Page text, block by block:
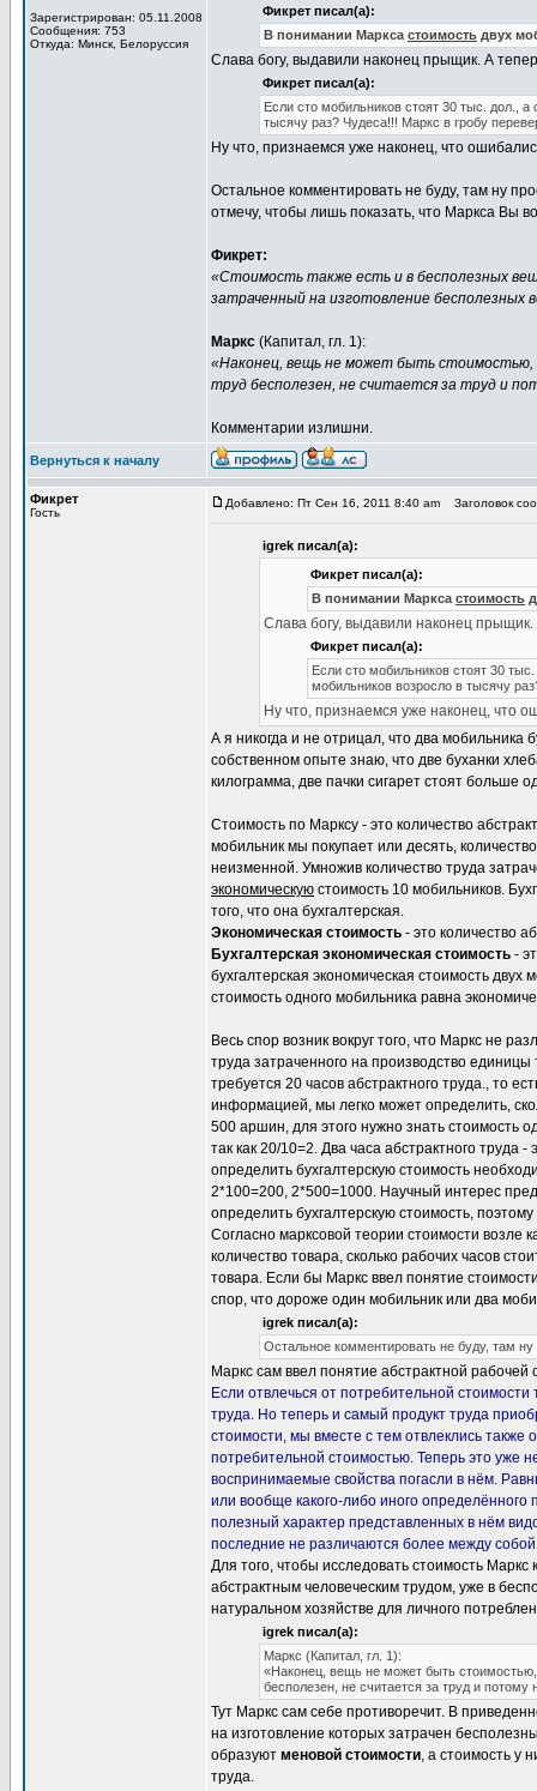
Зарегистрирован: 05.11.2008
Сообщения: 753
Откуда: Минск, Белоруссия
Фикрет писал(а):
В понимании Маркса стоимость двух
Слава богу, выдавили наконец прыщик. А
Фикрет писал(а):
Если сто мобильников стоят 30 тыс. дол.,
тысячу раз? Чудеса!!! Маркс в гробу
Ну что, признаемся уже наконец, что
Остальное комментировать не буду, там ну
отмечу, чтобы лишь показать, что Маркса Вы
Фикрет:
«Стоимость также есть и в бесполезных
затраченный на изготовление
Маркс (Капитал, гл. 1):
«Наконец, вещь не может быть стоимостью,
труд бесполезен, не считается за труд и
Комментарии излишни.
Вернуться к началу
Фикрет
Гость
Добавлено: Пт Сен 16, 2011 8:40 am Заголовок
igrek писал(а):
Фикрет писал(а):
В понимании Маркса стоимость
Слава богу, выдавили наконец
Фикрет писал(а):
Если сто мобильников стоят 30
мобильников возросло в тысячу
Ну что, признаемся уже наконец, что
А я никогда и не отрицал, что два мобильника
собственном опыте знаю, что две буханки
килограмма, две пачки сигарет стоят больше
Стоимость по Марксу - это количество
мобильник мы покупает или десять,
неизменной. Умножив количество труда
экономическую стоимость 10 мобильников.
того, что она бухгалтерская.
Экономическая стоимость - это количество
Бухгалтерская экономическая стоимость -
бухгалтерская экономическая стоимость
стоимость одного мобильника равна
Весь спор возник вокруг того, что Маркс не
труда затраченного на производство
требуется 20 часов абстрактного труда., то
информацией, мы легко может определить,
500 аршин, для этого нужно знать стоимость
так как 20/10=2. Два часа абстрактного труда
определить бухгалтерскую стоимость
2*100=200, 2*500=1000. Научный интерес
определить бухгалтерскую стоимость,
Согласно марксовой теории стоимости возле
количество товара, сколько рабочих часов
товара. Если бы Маркс ввел понятие
спор, что дороже один мобильник или два
igrek писал(а):
Остальное комментировать не буду, там
Маркс сам ввел понятие абстрактной
Если отвлечься от потребительной
труда. Но теперь и самый продукт труда
стоимости, мы вместе с тем отвлеклись также
потребительной стоимостью. Теперь это уже
воспринимаемые свойства погасли в нём.
или вообще какого-либо иного определённого
полезный характер представленных в нём
последние не различаются более между собой,
Для того, чтобы исследовать стоимость
абстрактным человеческим трудом, уже в
натуральном хозяйстве для личного
igrek писал(а):
Маркс (Капитал, гл. 1):
«Наконец, вещь не может быть
бесполезен, не считается за труд и потому
Тут Маркс сам себе противоречит. В
на изготовление которых затрачен
образуют меновой стоимости, а стоимость у
труда.